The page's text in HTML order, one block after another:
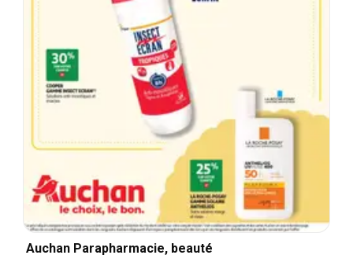
Auchan Parapharmacie, beauté